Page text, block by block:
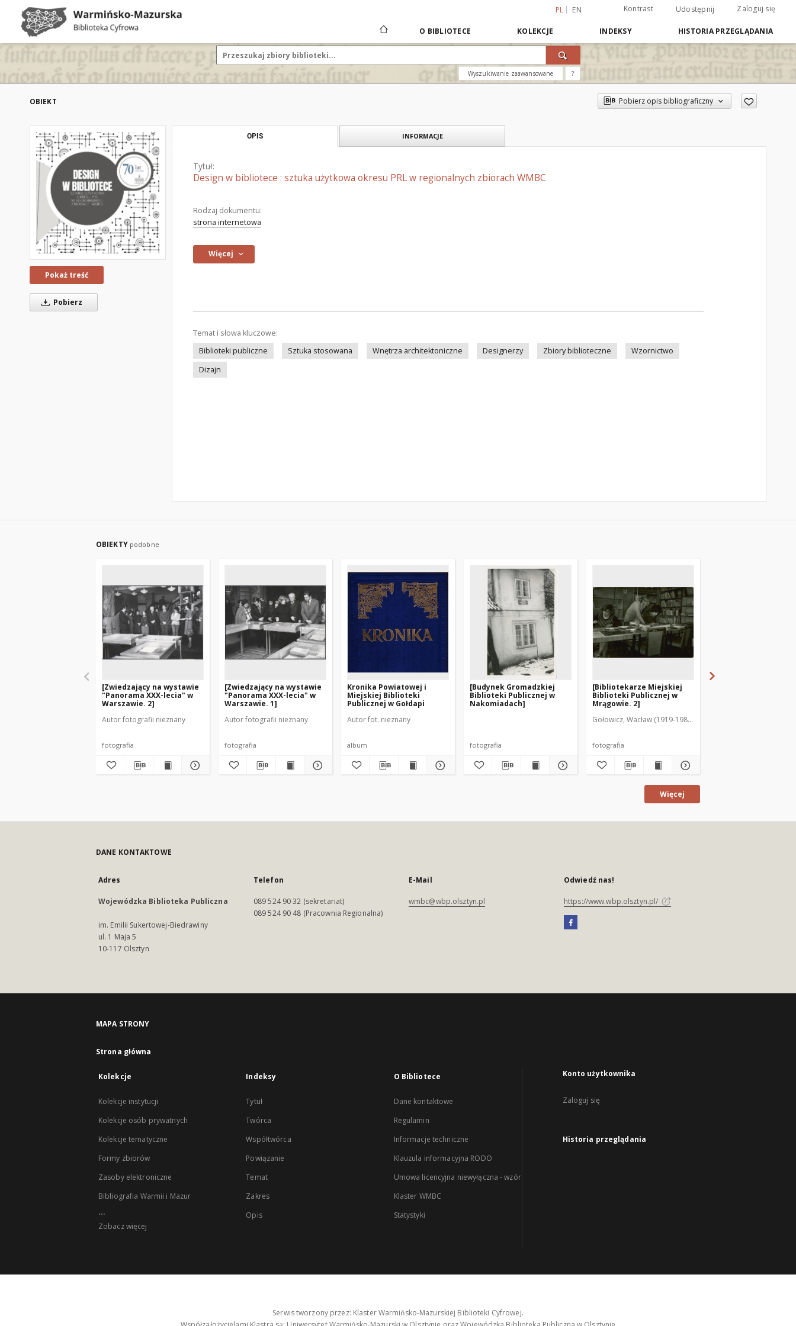
PL EN Kontrast Udostępnij Zaloguj się
O BIBLIOTECE KOLEKCJE INDEKSY HISTORIA PRZEGLĄDANIA
Wyszukiwanie zaawansowane ?
OBIEKT Pobierz opis bibliograficzny
Pokaż treść
Pobierz
OPIS INFORMACJE
Tytuł:
Design w bibliotece : sztuka użytkowa okresu PRL w regionalnych zbiorach WMBC
Rodzaj dokumentu:
strona internetowa
Więcej
Temat i słowa kluczowe:
Biblioteki publiczne
Sztuka stosowana Wnętrza architektoniczne Designerzy Zbiory biblioteczne
Wzornictwo
Dizajn
OBIEKTY podobne
[Zwiedzający na wystawie
"Panorama XXX-lecia" w
Warszawie. 2]
Autor fotografii nieznany
fotografia
[Zwiedzający na wystawie
"Panorama XXX-lecia" w
Warszawie. 1]
Autor fotografii nieznany
fotografia
Kronika Powiatowej i
Miejskiej Biblioteki
Publicznej w Gołdapi
Autor fot. nieznany
album
[Budynek Gromadzkiej
Biblioteki Publicznej w
Nakomiadach]
fotografia
[Bibliotekarze Miejskiej
Biblioteki Publicznej w
Mrągowie. 2]
Gołowicz, Wacław (1919-1983). Fot.
fotografia
Więcej
DANE KONTAKTOWE
Adres
Wojewódzka Biblioteka Publiczna
im. Emilii Sukertowej-Biedrawiny
ul. 1 Maja 5
10-117 Olsztyn
Telefon
089 524 90 32 (sekretariat)
089 524 90 48 (Pracownia Regionalna)
E-Mail
wmbc@wbp.olsztyn.pl
Odwiedź nas!
https://www.wbp.olsztyn.pl/
MAPA STRONY
Strona główna
Kolekcje
Kolekcje instytucji
Kolekcje osób prywatnych
Kolekcje tematyczne
Formy zbiorów
Zasoby elektroniczne
Bibliografia Warmii i Mazur
...
Zobacz więcej
Indeksy
Tytuł
Twórca
Współtwórca
Powiązanie
Temat
Zakres
Opis
O Bibliotece
Dane kontaktowe
Regulamin
Informacje techniczne
Klauzula informacyjna RODO
Umowa licencyjna niewyłączna - wzór
Klaster WMBC
Statystyki
Konto użytkownika
Zaloguj się
Historia przeglądania
Serwis tworzony przez: Klaster Warmińsko-Mazurskiej Biblioteki Cyfrowej.